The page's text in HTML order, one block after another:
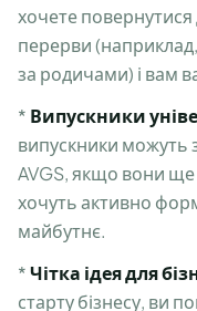
хочете повернутися
перерви
за родичами) і вам
* Випускники
випускники можуть
AVGS, якщо вони ще
хочуть активно
майбутнє.
*Чітка ідея для
старту бізнесу, ви